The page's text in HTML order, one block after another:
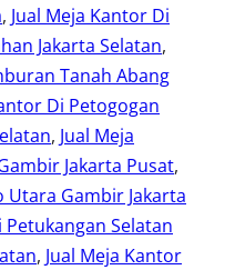
, Jual Meja Kantor Di
Jakarta Selatan
Tanah Abang
Di Petogogan
, Jual Meja
Jakarta Pusat
Utara Gambir Jakarta
Petukangan Selatan
, Jual Meja Kantor